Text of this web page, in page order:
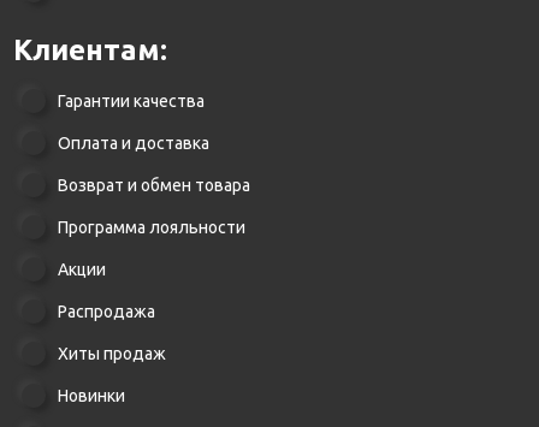
Клиентам:
Гарантии качества
Оплата и доставка
Возврат и обмен товара
Программа лояльности
Акции
Распродажа
Хиты продаж
Новинки